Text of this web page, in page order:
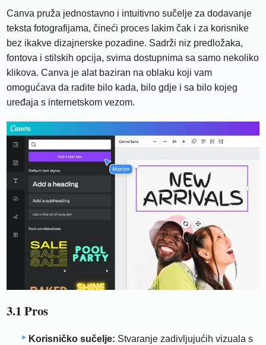
Canva pruža jednostavno i intuitivno sučelje za dodavanje
teksta fotografijama, čineći proces lakim čak i za korisnike
bez ikakve dizajnerske pozadine. Sadrži niz predložaka,
fontova i stilskih opcija, svima dostupnima sa samo nekoliko
klikova. Canva je alat baziran na oblaku koji vam
omogućava da radite bilo kada, bilo gdje i sa bilo kojeg
uređaja s internetskom vezom.
3.1 Pros
Korisničko sučelje: Stvaranje zadivljujućih vizuala s